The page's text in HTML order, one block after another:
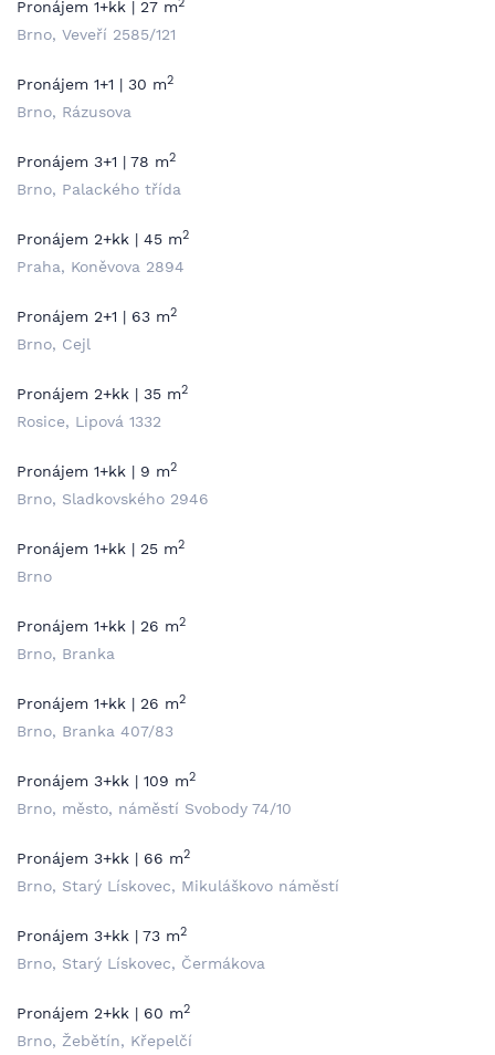
Pronájem 1+kk | 27 m
Brno, Veveří 2585/121
Pronájem 1+1 | 30 m2
Brno, Rázusova
Pronájem 3+1 | 78 m2
Brno, Palackého třída
Pronájem 2+kk | 45 m2
Praha, Koněvova 2894
Pronájem 2+1 | 63 m2
Brno, Cejl
Pronájem 2+kk | 35 m2
Rosice, Lipová 1332
Pronájem 1+kk | 9 m2
Brno, Sladkovského 2946
Pronájem 1+kk | 25 m2
Brno
Pronájem 1+kk | 26 m2
Brno, Branka
Pronájem 1+kk | 26 m2
Brno, Branka 407/83
Pronájem 3+kk | 109 m2
Brno, město, náměstí Svobody 74/10
Pronájem 3+kk | 66 m2
Brno, Starý Lískovec, Mikuláškovo náměstí
Pronájem 3+kk | 73 m2
Brno, Starý Lískovec, Čermákova
Pronájem 2+kk | 60 m2
Brno, Žebětín, Křepelčí